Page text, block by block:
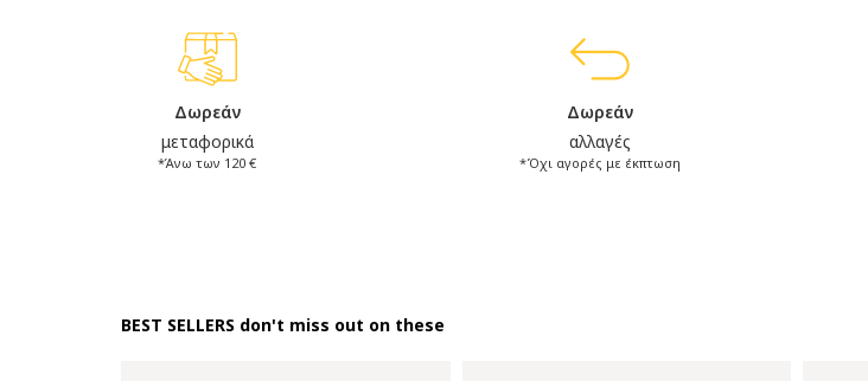
Δωρεάν
μεταφορικά
*Άνω των 120 €
Δωρεάν
αλλαγές
*Όχι αγορές με έκπτωση
BEST SELLERS don't miss out on these